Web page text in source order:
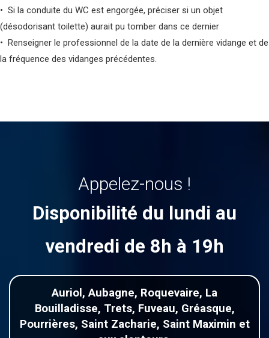
• Si la conduite du WC est engorgée, préciser si un objet
(désodorisant toilette) aurait pu tomber dans ce dernier
• Renseigner le professionnel de la date de la dernière vidange et de
la fréquence des vidanges précédentes.
Appelez-nous !
Disponibilité du lundi au
vendredi de 8h à 19h
Auriol, Aubagne, Roquevaire, La
Bouilladisse, Trets, Fuveau, Gréasque,
Pourrières, Saint Zacharie, Saint Maximin et